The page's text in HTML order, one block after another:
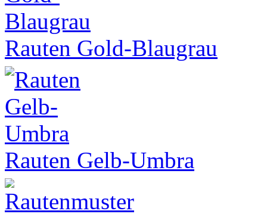
Rauten Gold-Blaugrau
Rauten Gelb-Umbra